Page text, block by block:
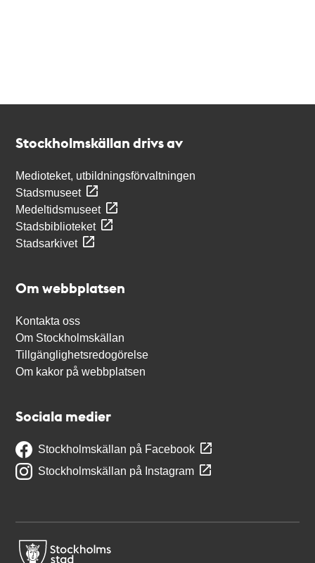
Stockholmskällan drivs av
Medioteket, utbildningsförvaltningen
Stadsmuseet
Medeltidsmuseet
Stadsbiblioteket
Stadsarkivet
Om webbplatsen
Kontakta oss
Om Stockholmskällan
Tillgänglighetsredogörelse
Om kakor på webbplatsen
Sociala medier
Stockholmskällan på Facebook
Stockholmskällan på Instagram